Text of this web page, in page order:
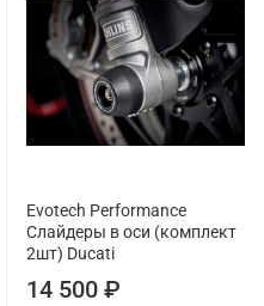
Evotech Performance
Слайдеры в оси (комплект
2шт) Ducati
14 500 ₽